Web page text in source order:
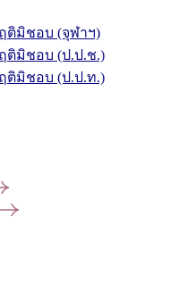
ติมิชอบ (จุฬาฯ)
ติมิชอบ (ป.ป.ช.)
ติมิชอบ (ป.ป.ท.)